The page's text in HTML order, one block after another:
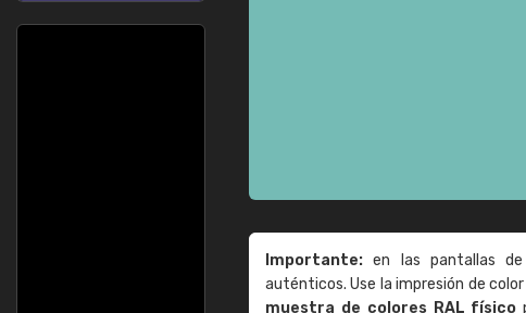
Importante: en las pantallas de
auténticos. Use la impresión de
muestra de colores RAL físico